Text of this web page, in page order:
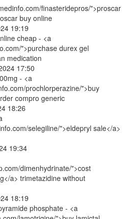
finasteridepros/">proscar
buy online
19:19
cheap - <a
">purchase durex gel
medication
17:50
- <a
prochlorperazine/">buy
compro generic
18:26
selegiline/">eldepryl sale</a>
19:34
dimenhydrinate/">cost
a> trimetazidine without
18:19
phosphate - <a